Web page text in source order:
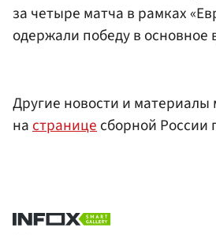
за четыре матча в рамках
одержали победу в основное
Другие новости и
настраницесборной России